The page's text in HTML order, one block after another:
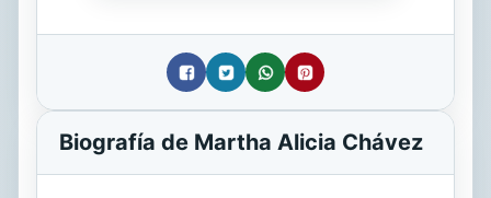
Biografía de Martha Alicia Chávez